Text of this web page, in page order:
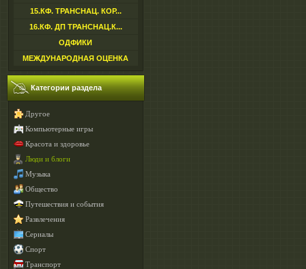
15.КФ. ТРАНСНАЦ. КОР...
16.КФ. ДП ТРАНСНАЦ.К...
ОДФИКИ
МЕЖДУНАРОДНАЯ ОЦЕНКА
Категории раздела
Другое
Компьютерные игры
Красота и здоровье
Люди и блоги
Музыка
Общество
Путешествия и события
Развлечения
Сериалы
Спорт
Транспорт